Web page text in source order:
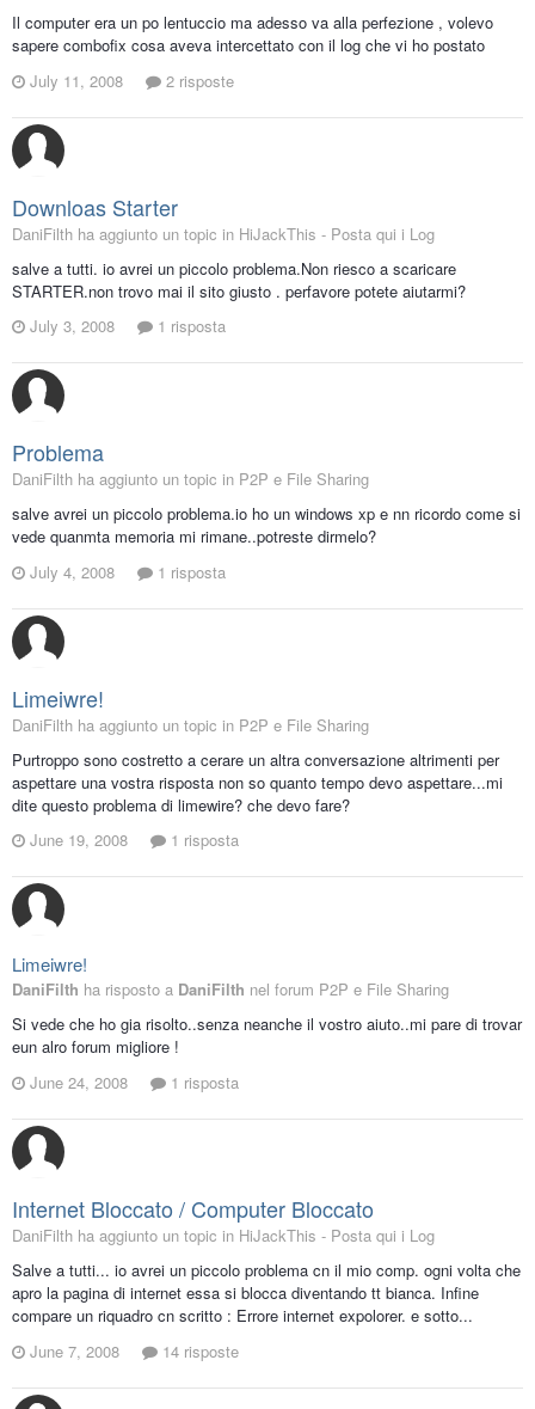
Il computer era un po lentuccio ma adesso va alla perfezione , volevo
sapere combofix cosa aveva intercettato con il log che vi ho postato
July 11, 2008
2 risposte
Downloas Starter
DaniFilth ha aggiunto un topic in HiJackThis - Posta qui i Log
salve a tutti. io avrei un piccolo problema.Non riesco a scaricare
STARTER.non trovo mai il sito giusto . perfavore potete aiutarmi?
July 3, 2008
1 risposta
Problema
DaniFilth ha aggiunto un topic in P2P e File Sharing
salve avrei un piccolo problema.io ho un windows xp e nn ricordo come si
vede quanmta memoria mi rimane..potreste dirmelo?
July 4, 2008
1 risposta
Limeiwre!
DaniFilth ha aggiunto un topic in P2P e File Sharing
Purtroppo sono costretto a cerare un altra conversazione altrimenti per
aspettare una vostra risposta non so quanto tempo devo aspettare...mi
dite questo problema di limewire? che devo fare?
June 19, 2008
1 risposta
Limeiwre!
DaniFilth ha risposto a DaniFilth nel forum P2P e File Sharing
Si vede che ho gia risolto..senza neanche il vostro aiuto..mi pare di trovar
eun alro forum migliore !
June 24, 2008
1 risposta
Internet Bloccato / Computer Bloccato
DaniFilth ha aggiunto un topic in HiJackThis - Posta qui i Log
Salve a tutti... io avrei un piccolo problema cn il mio comp. ogni volta che
apro la pagina di internet essa si blocca diventando tt bianca. Infine
compare un riquadro cn scritto : Errore internet expolorer. e sotto...
June 7, 2008
14 risposte